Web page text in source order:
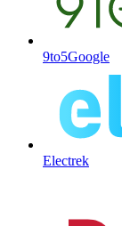
9to5Google
Electrek